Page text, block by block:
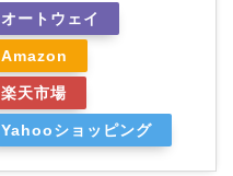
オートウェイ
Amazon
楽天市場
Yahooショッピング